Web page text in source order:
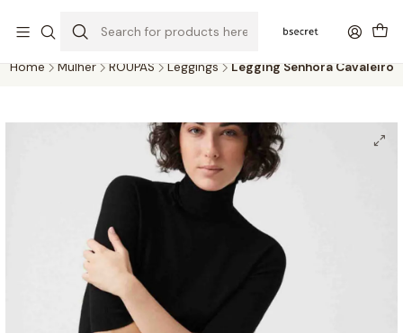
A 5 DIAS
Home Mulher ROUPAS Leggings Legging Senhora Cavaleiro